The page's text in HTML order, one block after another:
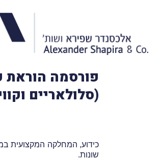
פורסמה
(סלולאריים
כידוע, המחלקה המקצועית
שונות.